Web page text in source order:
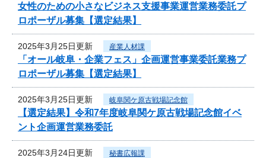
女性のための小さなビジネス支援事業運営業務委託プ
ロポーザル募集【選定結果】
2025年3月25日更新 産業人材課
「オール岐阜・企業フェス」企画運営事業委託業務プ
ロポーザル募集【選定結果】
2025年3月25日更新 岐阜関ケ原古戦場記念館
【選定結果】令和7年度岐阜関ケ原古戦場記念館イベ
ント企画運営業務委託
2025年3月24日更新 秘書広報課